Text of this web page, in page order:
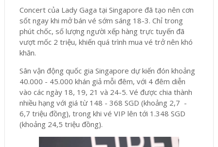
Concert của Lady Gaga tại Singapore đã tạo nên cơn
sốt ngay khi mở bán vé sớm sáng 18-3. Chỉ trong
phút chốc, số lượng người xếp hàng trực tuyến đã
vượt mốc 2 triệu, khiến quá trình mua vé trở nên khó
khăn.
Sân vận động quốc gia Singapore dự kiến đón khoảng
40.000 - 45.000 khán giả mỗi đêm, với 4 đêm diễn
vào các ngày 18, 19, 21 và 24-5. Vé được chia thành
nhiều hạng với giá từ 148 - 368 SGD (khoảng 2,7 -
6,7 triệu đồng), trong khi vé VIP lên tới 1.348 SGD
(khoảng 24,5 triệu đồng).